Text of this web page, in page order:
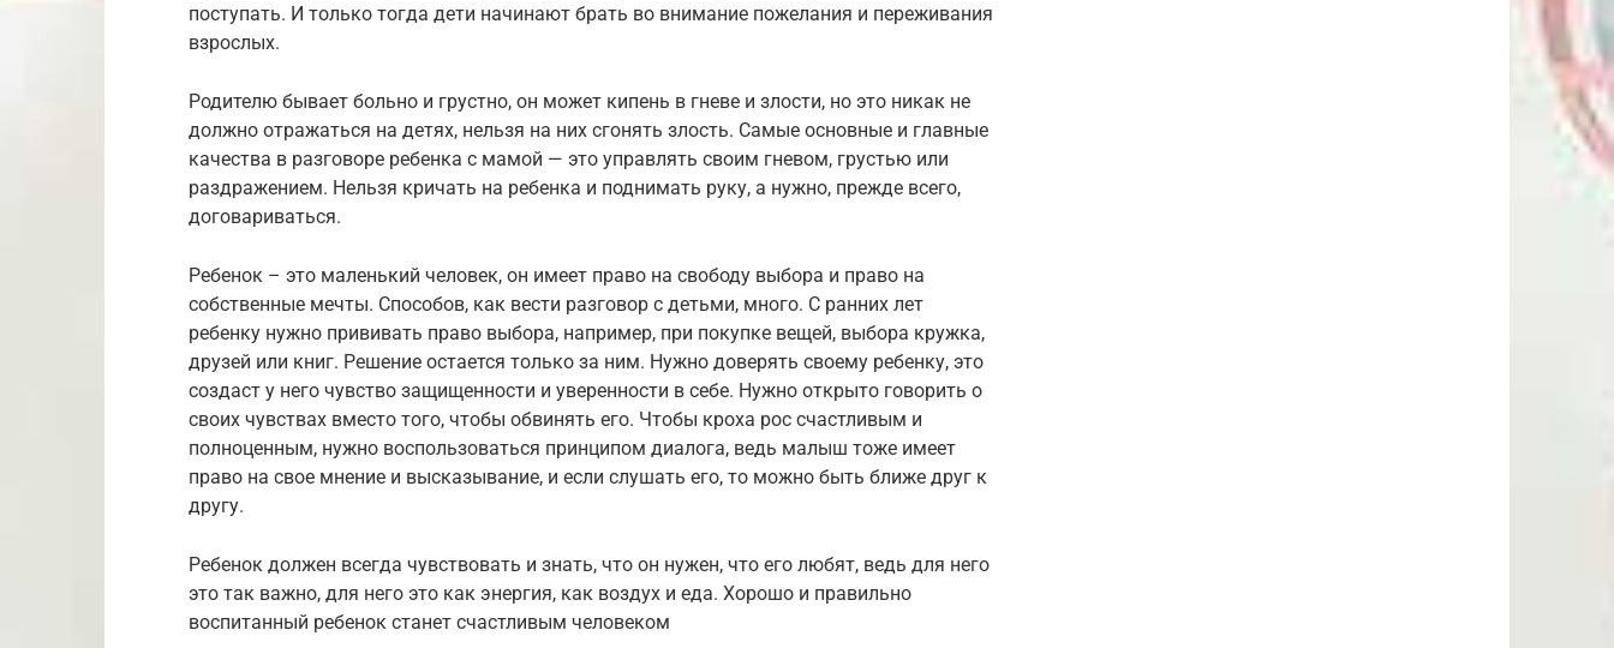
поступать. И только тогда дети начинают брать во внимание пожелания и переживания
взрослых.
Родителю бывает больно и грустно, он может кипень в гневе и злости, но это никак не
должно отражаться на детях, нельзя на них сгонять злость. Самые основные и главные
качества в разговоре ребенка с мамой — это управлять своим гневом, грустью или
раздражением. Нельзя кричать на ребенка и поднимать руку, а нужно, прежде всего,
договариваться.
Ребенок – это маленький человек, он имеет право на свободу выбора и право на
собственные мечты. Способов, как вести разговор с детьми, много. С ранних лет
ребенку нужно прививать право выбора, например, при покупке вещей, выбора кружка,
друзей или книг. Решение остается только за ним. Нужно доверять своему ребенку, это
создаст у него чувство защищенности и уверенности в себе. Нужно открыто говорить о
своих чувствах вместо того, чтобы обвинять его. Чтобы кроха рос счастливым и
полноценным, нужно воспользоваться принципом диалога, ведь малыш тоже имеет
право на свое мнение и высказывание, и если слушать его, то можно быть ближе друг к
другу.
Ребенок должен всегда чувствовать и знать, что он нужен, что его любят, ведь для него
это так важно, для него это как энергия, как воздух и еда. Хорошо и правильно
воспитанный ребенок станет счастливым человеком